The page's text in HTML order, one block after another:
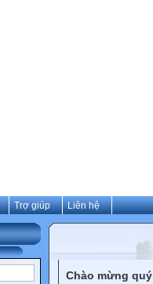
Trợ giúp Liên hệ
Chào mừng